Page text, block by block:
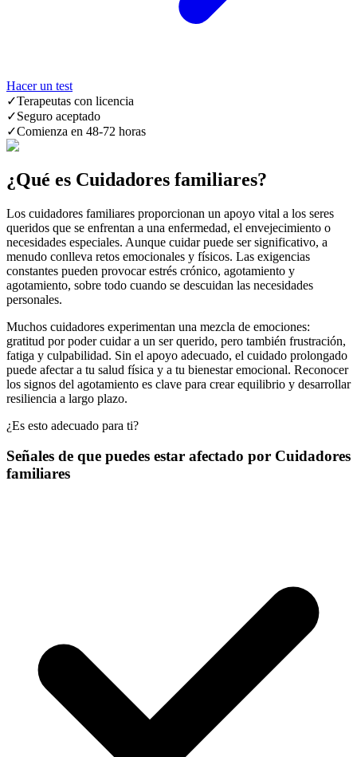
Hacer un test
✓Terapeutas con licencia
✓Seguro aceptado
✓Comienza en 48-72 horas
¿Qué es Cuidadores familiares?
Los cuidadores familiares proporcionan un apoyo vital a los seres
queridos que se enfrentan a una enfermedad, el envejecimiento o
necesidades especiales. Aunque cuidar puede ser significativo, a
menudo conlleva retos emocionales y físicos. Las exigencias
constantes pueden provocar estrés crónico, agotamiento y
agotamiento, sobre todo cuando se descuidan las necesidades
personales.
Muchos cuidadores experimentan una mezcla de emociones:
gratitud por poder cuidar a un ser querido, pero también frustración,
fatiga y culpabilidad. Sin el apoyo adecuado, el cuidado prolongado
puede afectar a tu salud física y a tu bienestar emocional. Reconocer
los signos del agotamiento es clave para crear equilibrio y desarrollar
resiliencia a largo plazo.
¿Es esto adecuado para ti?
Señales de que puedes estar afectado por Cuidadores
familiares